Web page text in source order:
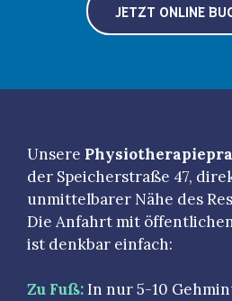
JETZT ONLINE
Unsere
der Speicherstraße 47,
unmittelbarer Nähe des
Die Anfahrt mit
ist denkbar einfach:
Zu Fuß:In nur 5-10